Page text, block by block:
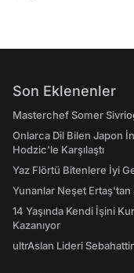
Son Eklenenler
Masterchef Somer
Onlarca Dil Bilen Japon
Hodzic'le Karşılaştı
Yaz Flörtü Bitenlere İyi
Yunanlar Neşet Ertaş'tan
14 Yaşında Kendi İşini
Kazanıyor
ultrAslan Lideri